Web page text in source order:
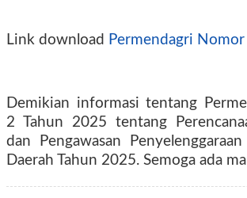
Link download Permendagri
Demikian informasi tentang
2 Tahun 2025 tentang
dan Pengawasan
Daerah Tahun 2025. Semoga ada